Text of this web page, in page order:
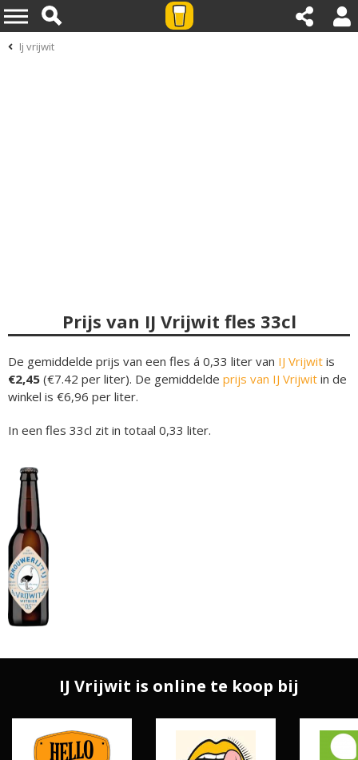
Ij vrijwit
Prijs van IJ Vrijwit fles 33cl
De gemiddelde prijs van een fles á 0,33 liter van IJ Vrijwit is
€2,45 (€7.42 per liter). De gemiddelde prijs van IJ Vrijwit in de
winkel is €6,96 per liter.
In een fles 33cl zit in totaal 0,33 liter.
IJ Vrijwit is online te koop bij